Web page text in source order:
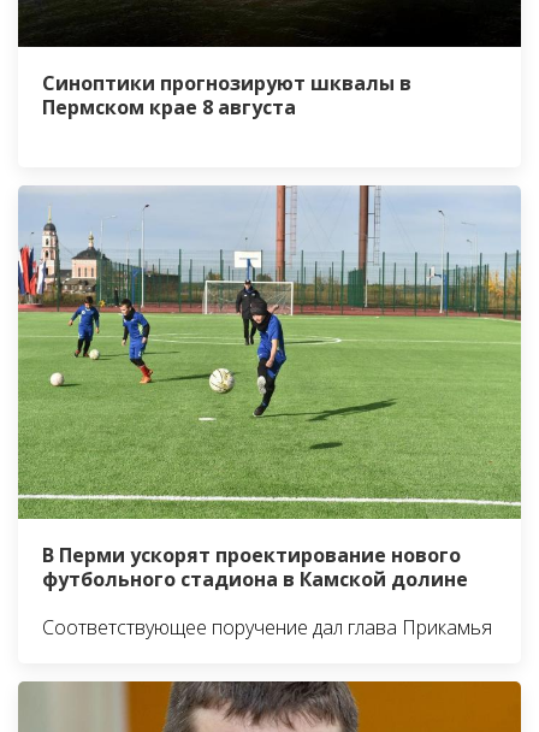
Синоптики прогнозируют шквалы в
Пермском крае 8 августа
В Перми ускорят проектирование нового
футбольного стадиона в Камской долине
Соответствующее поручение дал глава Прикамья